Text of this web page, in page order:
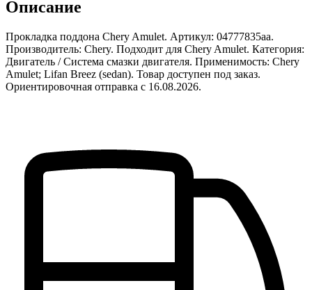
Описание
Прокладка поддона Chery Amulet. Артикул: 04777835aa.
Производитель: Chery. Подходит для Chery Amulet. Категория:
Двигатель / Система смазки двигателя. Применимость: Chery
Amulet; Lifan Breez (sedan). Товар доступен под заказ.
Ориентировочная отправка с 16.08.2026.